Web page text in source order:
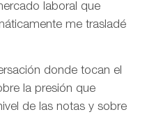
laboral que
me trasladé
donde tocan el
la presión que
de las notas y sobre